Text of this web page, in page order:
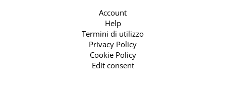
Account
Help
Termini di utilizzo
Privacy Policy
Cookie Policy
Edit consent